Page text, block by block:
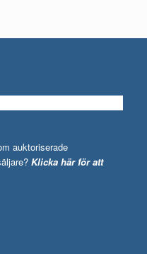
auktoriserade
Klicka här för att